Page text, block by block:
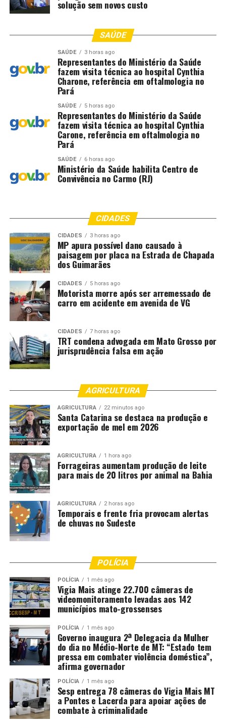
solução sem novos custo
SAÚDE
SAÚDE 3 horas ago
Representantes do Ministério da Saúde
fazem visita técnica ao hospital Cynthia
Charone, referência em oftalmologia no
Pará
SAÚDE 5 horas ago
Representantes do Ministério da Saúde
fazem visita técnica ao hospital Cynthia
Carone, referência em oftalmologia no
Pará
SAÚDE 6 horas ago
Ministério da Saúde habilita Centro de
Convivência no Carmo (RJ)
CIDADES
CIDADES 3 horas ago
MP apura possível dano causado à
paisagem por placa na Estrada de Chapada
dos Guimarães
CIDADES 5 horas ago
Motorista morre após ser arremessado de
carro em acidente em avenida de VG
CIDADES 7 horas ago
TRT condena advogada em Mato Grosso por
jurisprudência falsa em ação
AGRICULTURA
AGRICULTURA 22 minutos ago
Santa Catarina se destaca na produção e
exportação de mel em 2026
AGRICULTURA 1 hora ago
Forrageiras aumentam produção de leite
para mais de 20 litros por animal na Bahia
AGRICULTURA 2 horas ago
Temporais e frente fria provocam alertas
de chuvas no Sudeste
POLÍCIA
POLÍCIA 1 mês ago
Vigia Mais atinge 22.700 câmeras de
videomonitoramento levadas aos 142
municípios mato-grossenses
POLÍCIA 1 mês ago
Governo inaugura 2ª Delegacia da Mulher
do dia no Médio-Norte de MT: “Estado tem
pressa em combater violência doméstica”,
afirma governador
POLÍCIA 1 mês ago
Sesp entrega 78 câmeras do Vigia Mais MT
a Pontes e Lacerda para apoiar ações de
combate à criminalidade